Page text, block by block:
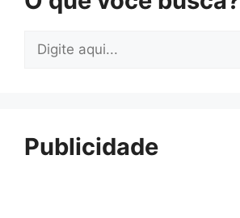
Pesquisar
Publicidade